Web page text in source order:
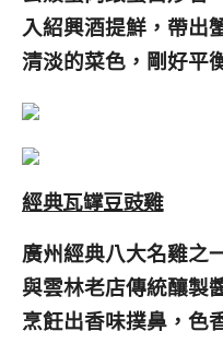
入紹興酒提鮮，帶出
清淡的菜色，剛好平
經典瓦罉豆豉雞
廣州經典八大名雞之
與雲林老店傳統釀製
烹飪出香味撲鼻，色